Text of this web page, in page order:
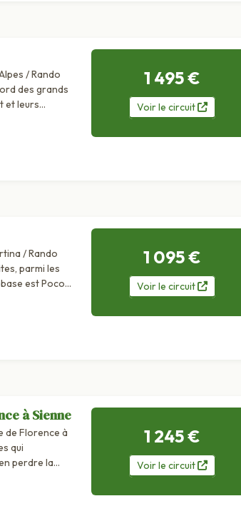
/ Rando
des grands
et leurs
1 495 €
Voirle circuit
/ Rando
parmi les
est Pocol
1 095 €
Voirle circuit
à Sienne
de Florence à
qui
perdre la
1 245 €
Voirle circuit